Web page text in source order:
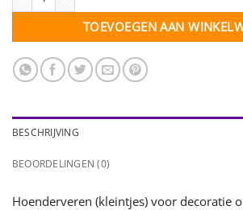
TOEVOEGEN AAN
BESCHRIJVING
BEOORDELINGEN (0)
Hoenderveren (kleintjes) voor decoratie